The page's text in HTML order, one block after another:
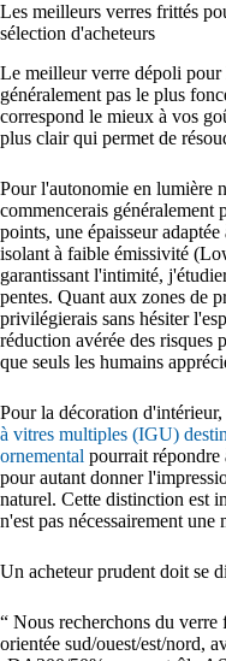
Les meilleurs verres frittés
sélection d'acheteurs
Le meilleur verre dépoli pour
généralement pas le plus
correspond le mieux à vos
plus clair qui permet de
Pour l'autonomie en lumière
commencerais généralement
points, une épaisseur
isolant à faible émissivité
garantissant l'intimité,
pentes. Quant aux zones de
privilégierais sans hésiter
réduction avérée des
que seuls les humains
Pour la décoration d'intérieur,
à vitres multiples (IGU)
ornemental pourrait répondre
pour autant donner
naturel. Cette distinction est
n'est pas nécessairement
Un acheteur prudent doit se
“ Nous recherchons du
orientée sud/ouest/est/nord,